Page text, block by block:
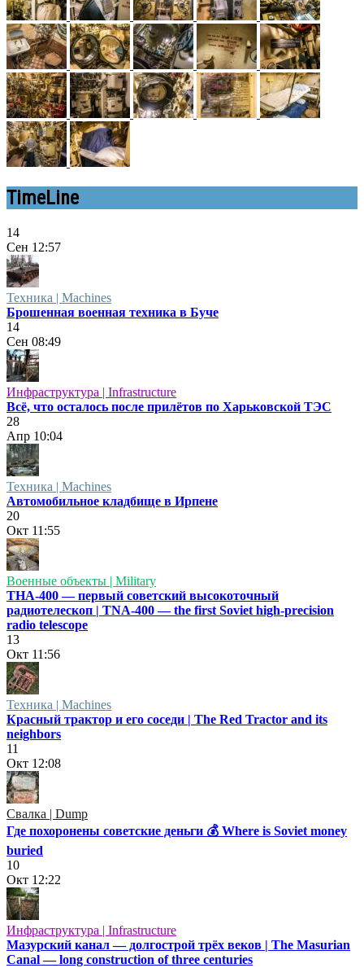
TimeLine
14
Сен 12:57
Техника | Machines
Брошенная военная техника в Буче
14
Сен 08:49
Инфраструктура | Infrastructure
Всё, что осталось после прилётов по Харьковской ТЭС
28
Апр 10:04
Техника | Machines
Автомобильное кладбище в Ирпене
20
Окт 11:55
Военные объекты | Military
ТНА-400 — первый советский высокоточный
радиотелескоп | TNA-400 — the first Soviet high-precision
radio telescope
13
Окт 11:56
Техника | Machines
Красный трактор и его соседи | The Red Tractor and its
neighbors
11
Окт 12:08
Свалка | Dump
Где похоронены советские деньги 💰 Where is Soviet money
buried
10
Окт 12:22
Инфраструктура | Infrastructure
Мазурский канал — долгострой трёх веков | The Masurian
Canal — long construction of three centuries